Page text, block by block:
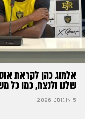
אלמוג כהן לקראת
שלנו ולנצח, כמו כל
5 אוגוסט 2026